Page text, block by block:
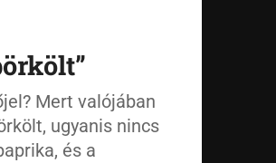
Mert valójában
ugyanis nincs
és a